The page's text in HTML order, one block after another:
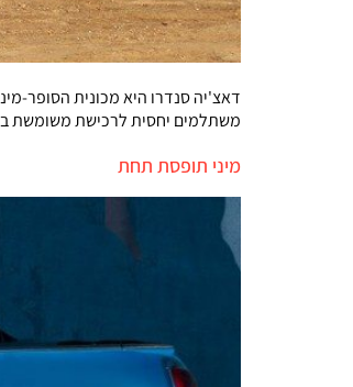
דאצ'יה סנדרו היא מכונית הסופר-
משתלמים יחסית לרכישת משומשת
מיני תופסת תחת